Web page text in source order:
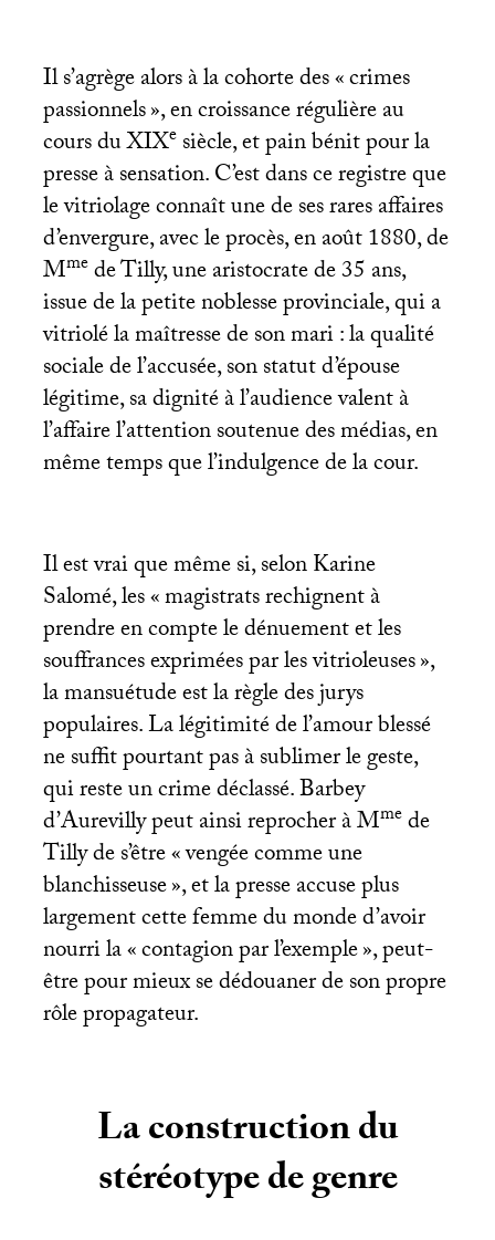
Il s’agrège alors à la cohorte des «crimes
passionnels», en croissance régulière au
cours duXIXesiècle, et pain bénit pour la
presse à sensation. C’est dans ce registre que
le vitriolage connaît une de ses rares affaires
d’envergure, avec le procès, en août 1880, de
Mmede Tilly, une aristocrate de 35 ans,
issue de la petite noblesse provinciale, qui a
vitriolé la maîtresse de son mari : la qualité
sociale de l’accusée, son statut d’épouse
légitime, sa dignité à l’audience valent à
l’affaire l’attention soutenue des médias, en
même temps que l’indulgence de la cour.
Il est vrai que même si, selon Karine
Salomé, les «magistrats rechignent à
prendre en compte le dénuement et les
souffrances exprimées par les vitrioleuses»,
la mansuétude est la règle des jurys
populaires. La légitimité de l’amour blessé
ne suffit pourtant pas à sublimer le geste,
qui reste un crime déclassé. Barbey
d’Aurevilly peut ainsi reprocher à Mmede
Tilly de s’être «vengée comme une
blanchisseuse», et la presse accuse plus
largement cette femme du monde d’avoir
nourri la «contagion par l’exemple», peut-
être pour mieux se dédouaner de son propre
rôle propagateur.
La construction du
stéréotype de genre